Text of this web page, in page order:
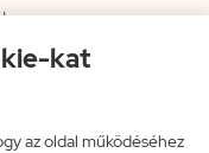
kat
az oldal működéséhez